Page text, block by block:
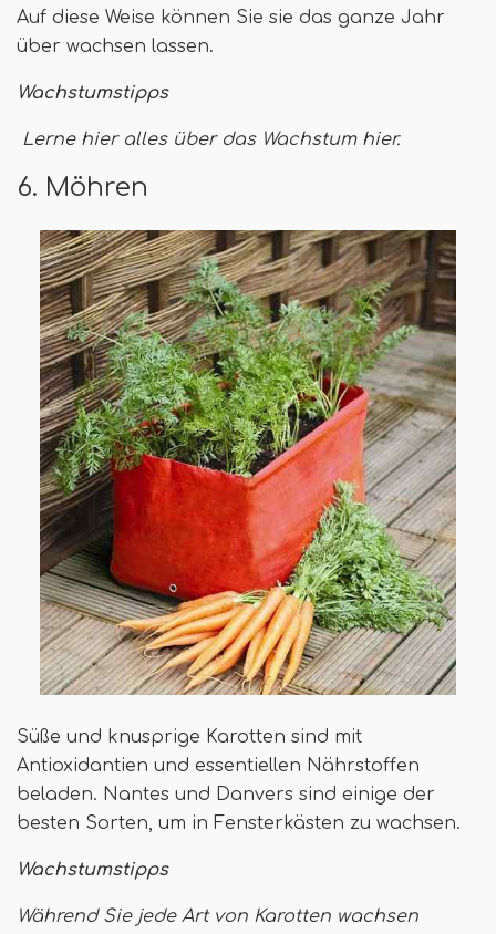
Auf diese Weise können Sie sie das ganze Jahr
über wachsen lassen.
Wachstumstipps
Lerne hier alles über das Wachstum hier.
6. Möhren
Süße und knusprige Karotten sind mit
Antioxidantien und essentiellen Nährstoffen
beladen. Nantes und Danvers sind einige der
besten Sorten, um in Fensterkästen zu wachsen.
Wachstumstipps
Während Sie jede Art von Karotten wachsen